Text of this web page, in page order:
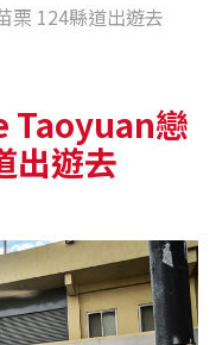
栗 124縣道出遊去
Taoyuan戀
出遊去